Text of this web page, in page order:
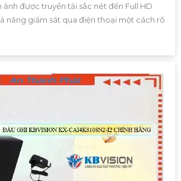
ảnh được truyền tải sắc nét đến Full HD
năng giám sát qua điện thoại một cách rõ